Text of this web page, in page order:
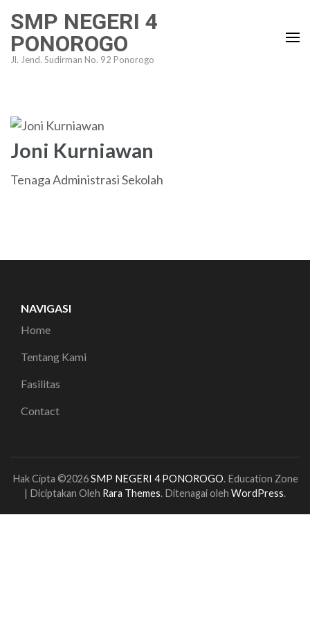
ke
konten
(Tekan
SMP NEGERI 4
PONOROGO
Jl. Jend. Sudirman No. 92 Ponorogo
Joni Kurniawan
Tenaga Administrasi Sekolah
NAVIGASI
Home
Tentang Kami
Fasilitas
Contact
Hak Cipta ©2026SMP NEGERI 4 PONOROGO. Education Zone
| Diciptakan Oleh Rara Themes. Ditenagai oleh WordPress.